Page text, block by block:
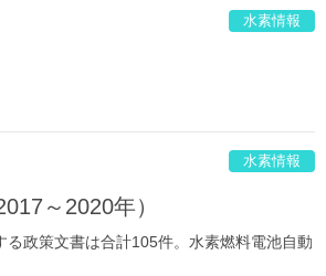
水素情報
水素情報
～2020年）
政策文書は合計105件。水素燃料電池自動